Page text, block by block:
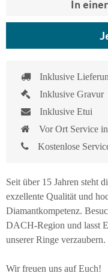
In
Inklusive
Inklusive Gravur
Inklusive Etui
Vor Ort Service
Kostenlose
Seit über 15 Jahren
exzellente Qualität und
Diamantkompetenz.
DACH-Region und lasst
unserer Ringe verzaubern.
Wir freuen uns auf Euch!